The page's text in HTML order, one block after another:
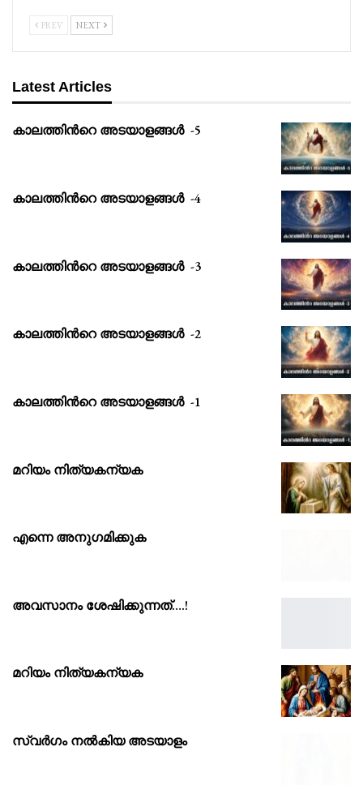
PREV NEXT
Latest Articles
കാലത്തിൻറെ അടയാളങ്ങൾ -5
കാലത്തിൻറെ അടയാളങ്ങൾ -4
കാലത്തിൻറെ അടയാളങ്ങൾ -3
കാലത്തിൻറെ അടയാളങ്ങൾ -2
കാലത്തിൻറെ അടയാളങ്ങൾ -1
മറിയം നിത്യകന്യക
എന്നെ അനുഗമിക്കുക
അവസാനം ശേഷിക്കുന്നത്….!
മറിയം നിത്യകന്യക
സ്വർഗം നൽകിയ അടയാളം